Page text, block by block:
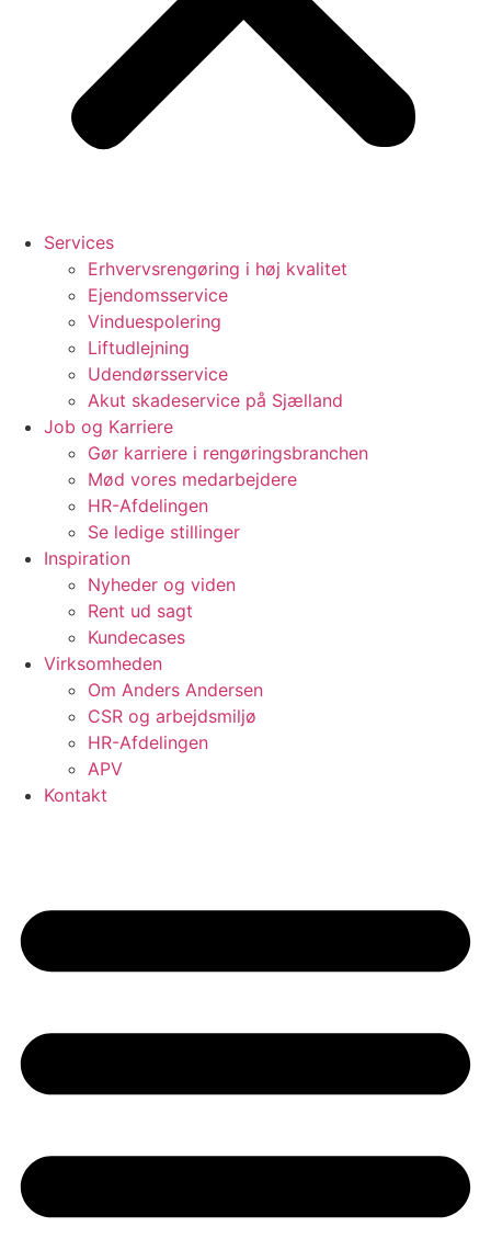
Services
Erhvervsrengøring i høj kvalitet
Ejendomsservice
Vinduespolering
Liftudlejning
Udendørsservice
Akut skadeservice på Sjælland
Job og Karriere
Gør karriere i rengøringsbranchen
Mød vores medarbejdere
HR-Afdelingen
Se ledige stillinger
Inspiration
Nyheder og viden
Rent ud sagt
Kundecases
Virksomheden
Om Anders Andersen
CSR og arbejdsmiljø
HR-Afdelingen
APV
Kontakt